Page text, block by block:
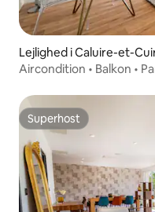
Lejlighed i Caluire-et-
Aircondition • Balkon •
Superhost
Superhost